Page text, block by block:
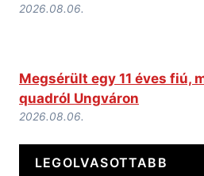
2026.08.06.
Megsérült egy 11 éves fiú,
quadról Ungváron
2026.08.06.
LEGOLVASOTTABB